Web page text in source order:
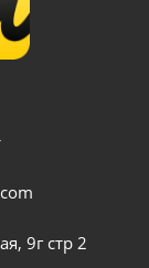
9г стр 2